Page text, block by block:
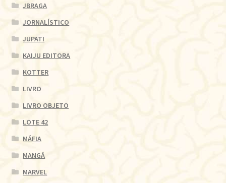
JBRAGA
JORNALÍSTICO
JUPATI
KAIJU EDITORA
KOTTER
LIVRO
LIVRO OBJETO
LOTE 42
MÁFIA
MANGÁ
MARVEL